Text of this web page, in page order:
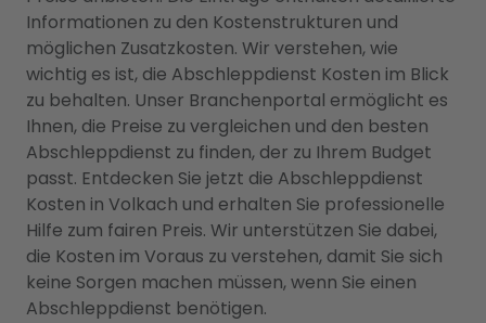
Informationen zu den Kostenstrukturen und
möglichen Zusatzkosten. Wir verstehen, wie
wichtig es ist, die Abschleppdienst Kosten im Blick
zu behalten. Unser Branchenportal ermöglicht es
Ihnen, die Preise zu vergleichen und den besten
Abschleppdienst zu finden, der zu Ihrem Budget
passt. Entdecken Sie jetzt die Abschleppdienst
Kosten in Volkach und erhalten Sie professionelle
Hilfe zum fairen Preis. Wir unterstützen Sie dabei,
die Kosten im Voraus zu verstehen, damit Sie sich
keine Sorgen machen müssen, wenn Sie einen
Abschleppdienst benötigen.